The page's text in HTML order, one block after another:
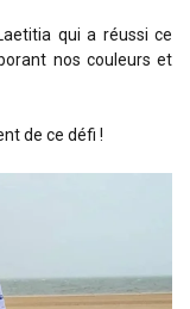
qui a réussi ce
nos couleurs et
de ce défi !